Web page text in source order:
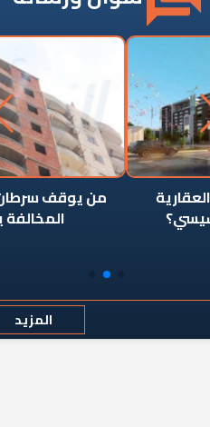
من يوقف سرطان الأبراج السكنية
المخالفة ياحكومة؟
المزيد